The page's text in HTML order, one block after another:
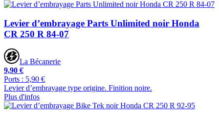
Levier d’embrayage Parts Unlimited noir Honda
CR 250 R 84-07
La Bécanerie
9,90 €
Ports : 5,90 €
Levier d’embrayage type origine. Finition noire.
Plus d'infos